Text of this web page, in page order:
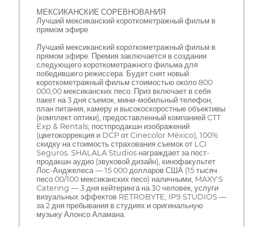
МЕКСИКАНСКИЕ СОРЕВНОВАНИЯ
Лучший мексиканский короткометражный фильм в
прямом эфире.
Лучший мексиканский короткометражный фильм в
прямом эфире. Премия заключается в создании
следующего короткометражного фильма для
победившего режиссера. Будет снят новый
короткометражный фильм стоимостью около 800
000,00 мексиканских песо. Приз включает в себя:
пакет на 3 дня съемок, мини-мобильный телефон,
план питания, камеру и высокоскоростные объективы
(комплект оптики), предоставленный компанией CTT
Exp & Rentals; постпродакшн изображений
(цветокоррекция и DCP от Cinecolor México), 100%
скидку на стоимость страхования съемок от LCI
Seguros. SHALALA Studios награждает за пост-
продакшн аудио (звуковой дизайн), кинофакультет
Лос-Анджелеса — 15 000 долларов США (15 тысяч
песо 00/100 мексиканских песо) наличными, MAXY'S
Catering — 3 дня кейтеринга на 30 человек, услуги
визуальных эффектов RETROBYTE, IP9 STUDIOS —
за 2 дня пребывания в студиях и оригинальную
музыку Алонсо Аламана.